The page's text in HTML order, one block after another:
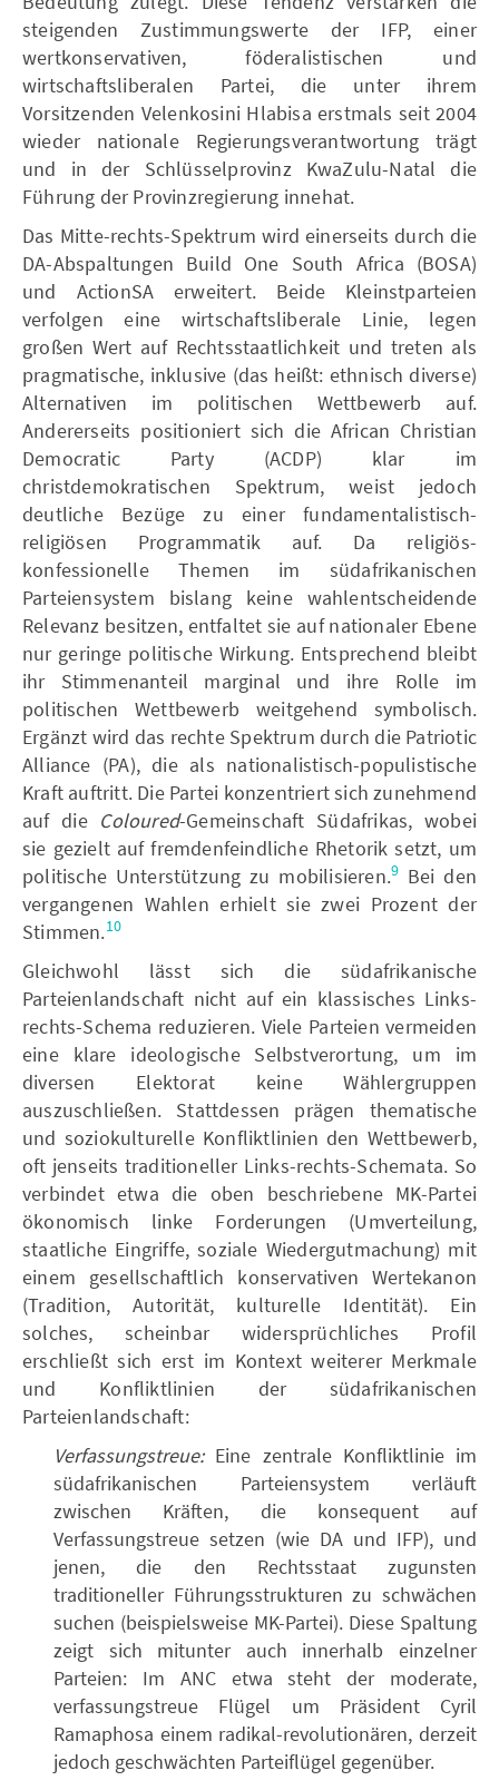
steigenden Zustimmungswerte der IFP, einer
wertkonservativen, föderalistischen und
wirtschaftsliberalen Partei, die unter ihrem
Vorsitzenden Velenkosini Hlabisa erstmals seit 2004
wieder nationale Regierungsverantwortung trägt
und in der Schlüsselprovinz KwaZulu-Natal die
Führung der Provinzregierung innehat.
Das Mitte-rechts-Spektrum wird einerseits durch die
DA-Abspaltungen Build One South Africa (BOSA)
und ActionSA erweitert. Beide Kleinstparteien
verfolgen eine wirtschaftsliberale Linie, legen
großen Wert auf Rechtsstaatlichkeit und treten als
pragmatische, inklusive (das heißt: ethnisch diverse)
Alternativen im politischen Wettbewerb auf.
Andererseits positioniert sich die African Christian
Democratic Party (ACDP) klar im
christdemokratischen Spektrum, weist jedoch
deutliche Bezüge zu einer fundamentalistisch-
religiösen Programmatik auf. Da religiös-
konfessionelle Themen im südafrikanischen
Parteiensystem bislang keine wahlentscheidende
Relevanz besitzen, entfaltet sie auf nationaler Ebene
nur geringe politische Wirkung. Entsprechend bleibt
ihr Stimmenanteil marginal und ihre Rolle im
politischen Wettbewerb weitgehend symbolisch.
Ergänzt wird das rechte Spektrum durch die Patriotic
Alliance (PA), die als nationalistisch-populistische
Kraft auftritt. Die Partei konzentriert sich zunehmend
auf die Coloured-Gemeinschaft Südafrikas, wobei
sie gezielt auf fremdenfeindliche Rhetorik setzt, um
politische Unterstützung zu mobilisieren.9 Bei den
vergangenen Wahlen erhielt sie zwei Prozent der
Stimmen.10
Gleichwohl lässt sich die südafrikanische
Parteienlandschaft nicht auf ein klassisches Links-
rechts-Schema reduzieren. Viele Parteien vermeiden
eine klare ideologische Selbstverortung, um im
diversen Elektorat keine Wählergruppen
auszuschließen. Stattdessen prägen thematische
und soziokulturelle Konfliktlinien den Wettbewerb,
oft jenseits traditioneller Links-rechts-Schemata. So
verbindet etwa die oben beschriebene MK-Partei
ökonomisch linke Forderungen (Umverteilung,
staatliche Eingriffe, soziale Wiedergutmachung) mit
einem gesellschaftlich konservativen Wertekanon
(Tradition, Autorität, kulturelle Identität). Ein
solches, scheinbar widersprüchliches Profil
erschließt sich erst im Kontext weiterer Merkmale
und Konfliktlinien der südafrikanischen
Parteienlandschaft:
Verfassungstreue:Eine zentrale Konfliktlinie im
südafrikanischen Parteiensystem verläuft
zwischen Kräften, die konsequent auf
Verfassungstreue setzen (wie DA und IFP), und
jenen, die den Rechtsstaat zugunsten
traditioneller Führungsstrukturen zu schwächen
suchen (beispielsweise MK-Partei). Diese Spaltung
zeigt sich mitunter auch innerhalb einzelner
Parteien: Im ANC etwa steht der moderate,
verfassungstreue Flügel um Präsident Cyril
Ramaphosa einem radikal-revolutionären, derzeit
jedoch geschwächten Parteiflügel gegenüber.